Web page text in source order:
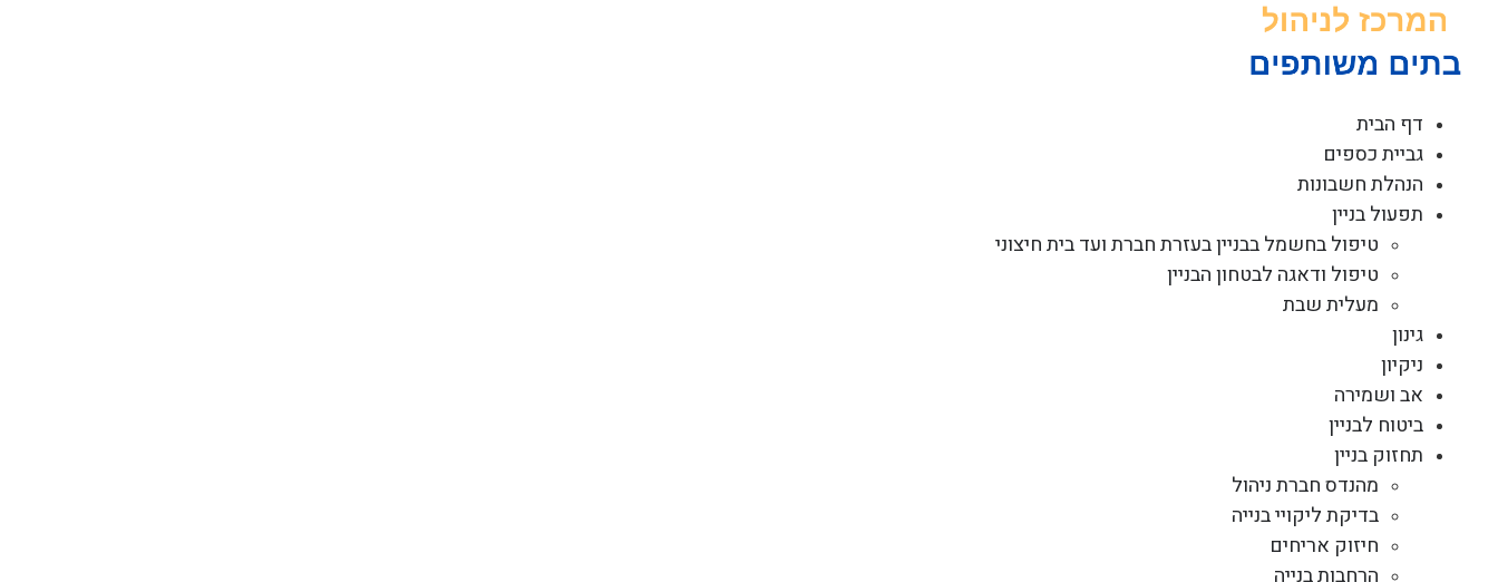
דף הבית
גביית כספים
הנהלת חשבונות
תפעול בניין
טיפול בחשמל בבניין בעזרת חברת ועד בית חיצוני
טיפול ודאגה לבטחון הבניין
מעלית שבת
גינון
ניקיון
אב ושמירה
ביטוח לבניין
תחזוק בניין
מהנדס חברת ניהול
בדיקת ליקויי בנייה
חיזוק אריחים
הרחבות בנייה